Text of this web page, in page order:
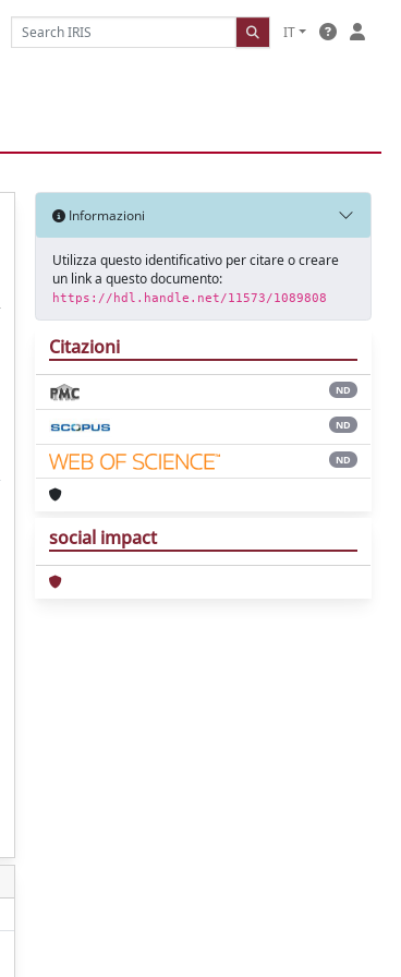
IT
Informazioni
Utilizza questo identificativo per citare o creare
un link a questo documento:
https://hdl.handle.net/11573/1089808
Citazioni
ND
ND
ND
social impact